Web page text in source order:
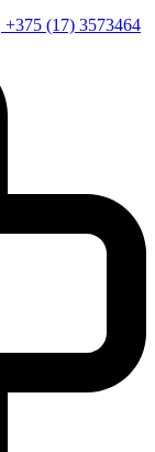
+375 (17) 3573464